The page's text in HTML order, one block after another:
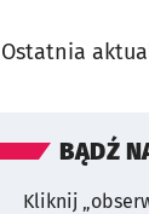
Ostatnia
BĄDŹ
Kliknij